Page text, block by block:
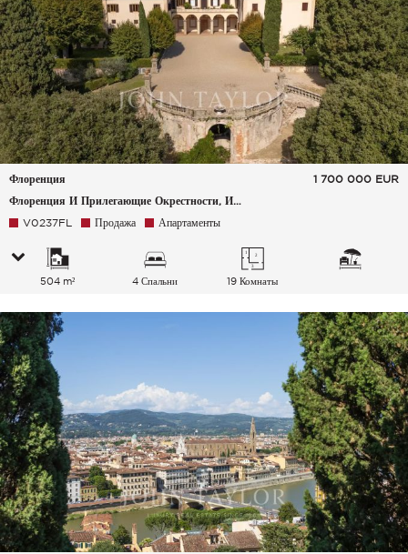
Флоренция
Флоренция И Прилегающие Окрестности, Италия
1 700 000 EUR
V0237FL Продажа Апартаменты
504 m² 4 Спальни 19 Комнаты